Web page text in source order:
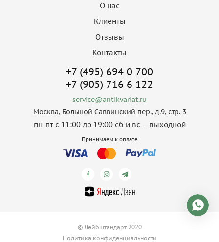
О нас
Клиенты
Отзывы
Контакты
+7 (495) 694 0 700
+7 (905) 716 6 122
service@antikvariat.ru
Москва, Большой Саввинский пер., д.9, стр. 3
пн-пт с 11:00 до 19:00 сб и вс – выходной
Принимаем к оплате
© Лейбштандарт 2020
Политика конфиденциальности